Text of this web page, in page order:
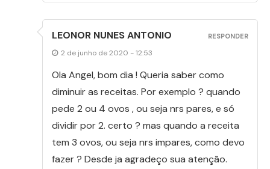
LEONOR NUNES ANTONIO
2 de junho de 2020 - 12:53
Ola Angel, bom dia ! Queria saber como
diminuir as receitas. Por exemplo ? quando
pede 2 ou 4 ovos , ou seja nrs pares, e só
dividir por 2. certo ? mas quando a receita
tem 3 ovos, ou seja nrs impares, como devo
fazer ? Desde ja agradeço sua atenção.
RESPONDER